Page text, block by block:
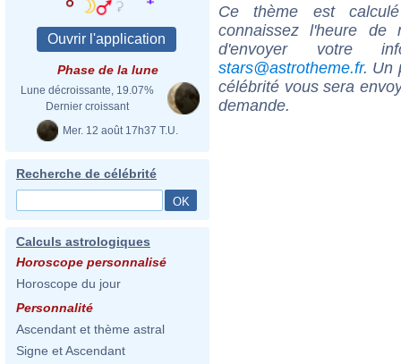
Phase de la lune
Lune décroissante, 19.07%
Dernier croissant
Mer. 12 août 17h37 T.U.
Recherche de célébrité
Calculs astrologiques
Horoscope personnalisé
Horoscope du jour
Personnalité
Ascendant et thème astral
Signe et Ascendant
Ce thème est
connaissez l'heure de
d'envoyer votre
stars@astrotheme.fr. Un
célébrité vous sera
demande.